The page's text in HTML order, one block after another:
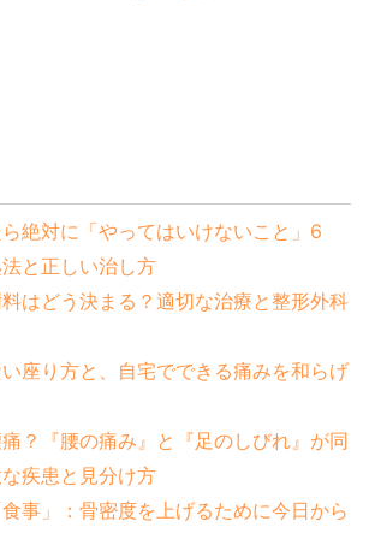
絶対に「やってはいけないこと」6
と正しい治し方
はどう決まる？適切な治療と整形外科
座り方と、自宅でできる痛みを和らげ
？『腰の痛み』と『足のしびれ』が同
疾患と見分け方
事」：骨密度を上げるために今日から